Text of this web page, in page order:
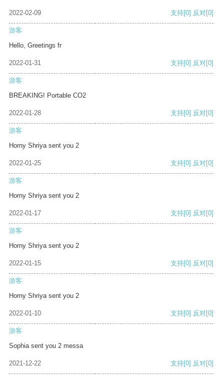
2022-02-09 支持[0] 反对[0]
游客
Hello, Greetings fr
2022-01-31 支持[0] 反对[0]
游客
BREAKING! Portable CO2
2022-01-28 支持[0] 反对[0]
游客
Horny Shriya sent you 2
2022-01-25 支持[0] 反对[0]
游客
Horny Shriya sent you 2
2022-01-17 支持[0] 反对[0]
游客
Horny Shriya sent you 2
2022-01-15 支持[0] 反对[0]
游客
Horny Shriya sent you 2
2022-01-10 支持[0] 反对[0]
游客
Sophia sent you 2 messa
2021-12-22 支持[0] 反对[0]